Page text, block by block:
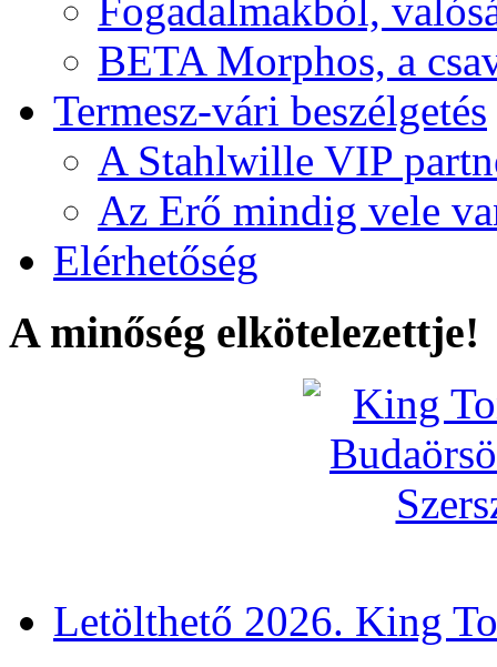
Fogadalmakból,
BETA Morphos, a
Termesz-vári beszélgetés
A Stahlwille VIP
Az Erő mindig vele
Elérhetőség
A minőség elkötelezettje!
Letölthető 2026. King